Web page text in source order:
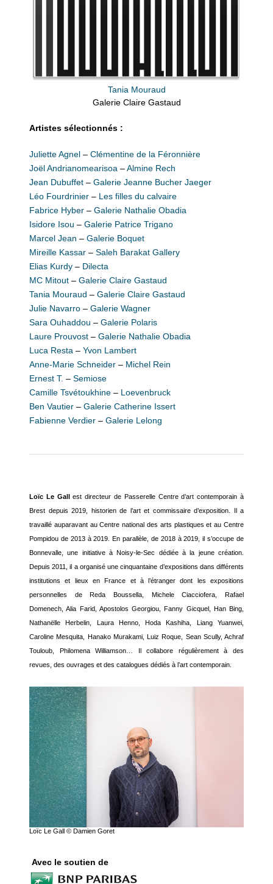
Tania Mouraud
Galerie Claire Gastaud
Artistes sélectionnés :
Juliette Agnel – Clémentine de la Féronnière
Joël Andrianomearisoa –Almine Rech
Jean Dubuffet – Galerie Jeanne Bucher Jaeger
Léo Fourdrinier – Les filles du calvaire
Fabrice Hyber – Galerie Nathalie Obadia
Isidore Isou – Galerie Patrice Trigano
Marcel Jean – Galerie Boquet
Mireille Kassar – Saleh Barakat Gallery
Elias Kurdy – Dilecta
MC Mitout – Galerie Claire Gastaud
Tania Mouraud – Galerie Claire Gastaud
Julie Navarro – Galerie Wagner
Sara Ouhaddou – Galerie Polaris
Laure Prouvost – Galerie Nathalie Obadia
Luca Resta – Yvon Lambert
Anne-Marie Schneider – Michel Rein
Ernest T. – Semiose
Camille Tsvétoukhine – Loevenbruck
Ben Vautier – Galerie Catherine Issert
Fabienne Verdier – Galerie Lelong
Loïc Le Gallest directeur de Passerelle Centre d’art contemporain à
Brest depuis 2019, historien de l’art et commissaire d’exposition. Il a
travaillé auparavant au Centre national des arts plastiques et au Centre
Pompidou de 2013 à 2019. En parallèle, de 2018 à 2019, il s’occupe de
Bonnevalle, une initiative à Noisy-le-Sec dédiée à la jeune création.
Depuis 2011, il a organisé une cinquantaine d’expositions dans différents
institutions et lieux en France et à l’étranger dont les expositions
personnelles de Reda Boussella, Michele Ciacciofera, Rafael
Domenech, Alia Farid, Apostolos Georgiou, Fanny Gicquel, Han Bing,
Nathanëlle Herbelin, Laura Henno, Hoda Kashiha, Liang Yuanwei,
Caroline Mesquita, Hanako Murakami, Luiz Roque, Sean Scully, Achraf
Touloub, Philomena Williamson… Il collabore régulièrement à des
revues, des ouvrages et des catalogues dédiés à l’art contemporain.
Loïc Le Gall © Damien Goret
Avec le soutien de